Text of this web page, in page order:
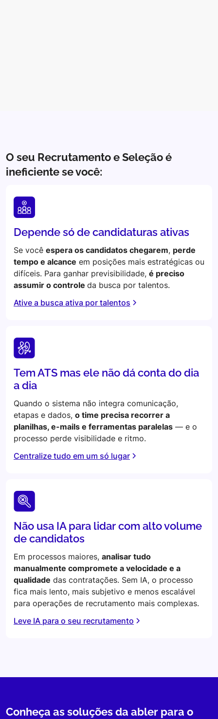
O seu Recrutamento e Seleção é
ineficientese você:
Depende só de candidaturas ativas
Se você espera os candidatos chegarem, perde
tempo e alcance em posições mais estratégicas ou
difíceis. Para ganhar previsibilidade, é preciso
assumir o controle da busca por talentos.
Ative a busca ativa por talentos
Tem ATS mas ele não dá conta do dia
a dia
Quando o sistema não integra comunicação,
etapas e dados, o time precisa recorrer a
planilhas, e-mails e ferramentas paralelas — e o
processo perde visibilidade e ritmo.
Centralize tudo em um só lugar
Não usa IA para lidar com alto volume
de candidatos
Em processos maiores, analisar tudo
manualmente compromete a velocidade e a
qualidade das contratações. Sem IA, o processo
fica mais lento, mais subjetivo e menos escalável
para operações de recrutamento mais complexas.
Leve IA para o seu recrutamento
Conheça as soluções da abler para o